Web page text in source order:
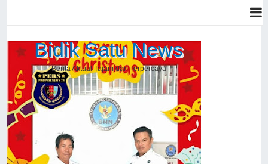
Bidik Satu News
Berita Aktual Tajam dan Terpercaya